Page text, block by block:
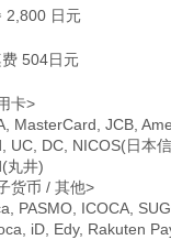
2,800 日元
504日元
卡>
MasterCard, JCB,
UC, DC, NICOS(日本
丸井)
货币 / 其他>
PASMO, ICOCA,
iD, Edy, Rakuten